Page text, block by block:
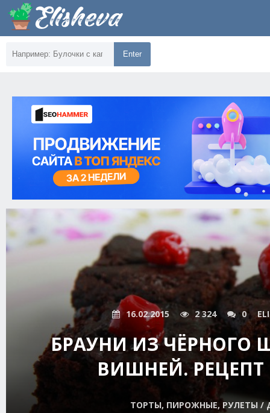
Enter
16.02.2015 2 324 0
БРАУНИ ИЗ ЧЁРНОГО
ВИШНЕЙ.
ТОРТЫ, ПИРОЖНЫЕ, РУЛЕТЫ /